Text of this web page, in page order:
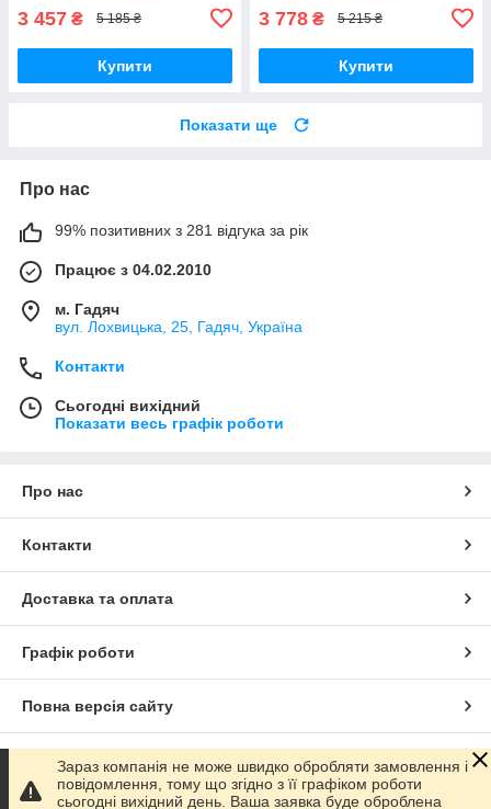
3 457 ₴ 5 185 ₴
Купити
3 778 ₴ 5 215 ₴
Купити
Показати ще
Про нас
99% позитивних з 281 відгука за рік
Працює з 04.02.2010
м. Гадяч
вул. Лохвицька, 25, Гадяч, Україна
Контакти
Сьогодні вихідний
Показати весь графік роботи
Про нас
Контакти
Доставка та оплата
Графік роботи
Повна версія сайту
Сайт створено на маркетплейсі Prom.ua
Зараз компанія не може швидко обробляти замовлення і
повідомлення, тому що згідно з її графіком роботи
сьогодні вихідний день. Ваша заявка буде оброблена